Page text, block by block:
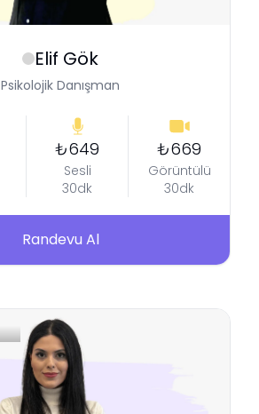
Elif Gök
Psikolojik Danışman
₺649
Sesli
30dk
₺669
Görüntülü
30dk
Randevu Al